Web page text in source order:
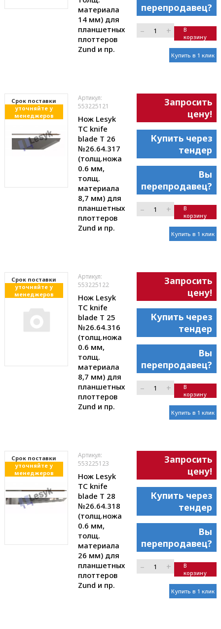
материала
14 мм) для
планшетных
плоттеров
Zund и пр.
перепродавец?
– +
В
корзину
Купить в 1 клик
Cрок поставки
уточняйте у
менеджеров
Артикул:
553225121
Нож Lesyk
TC knife
blade T 26
№26.64.317
(толщ.ножа
0.6 мм,
толщ.
материала
8,7 мм) для
планшетных
плоттеров
Zund и пр.
Запросить
цену!
Купить через
тендер
Вы
перепродавец?
– +
В
корзину
Купить в 1 клик
Cрок поставки
уточняйте у
менеджеров
Артикул:
553225122
Нож Lesyk
TC knife
blade T 25
№26.64.316
(толщ.ножа
0.6 мм,
толщ.
материала
8,7 мм) для
планшетных
плоттеров
Zund и пр.
Запросить
цену!
Купить через
тендер
Вы
перепродавец?
– +
В
корзину
Купить в 1 клик
Cрок поставки
уточняйте у
менеджеров
Артикул:
553225123
Нож Lesyk
TC knife
blade T 28
№26.64.318
(толщ.ножа
0.6 мм,
толщ.
материала
26 мм) для
планшетных
плоттеров
Zund и пр.
Запросить
цену!
Купить через
тендер
Вы
перепродавец?
– +
В
корзину
Купить в 1 клик